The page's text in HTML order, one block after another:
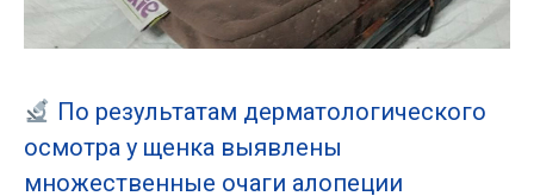
По результатам дерматологического
осмотра у щенка выявлены
множественные очаги алопеции